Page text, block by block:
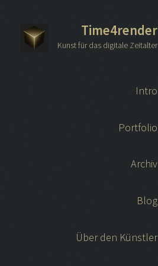
Time4render
Kunst für das digitale Zeitalter
Intro
Portfolio
Archiv
Blog
Über den Künstler